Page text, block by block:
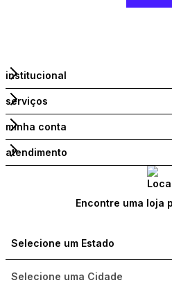
institucional
serviços
minha conta
atendimento
Encontre uma loja